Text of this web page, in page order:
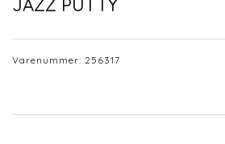
JAZZ PUTTY
Varenummer: 256317